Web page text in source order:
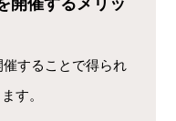
開催するメリッ
することで得られ
す。